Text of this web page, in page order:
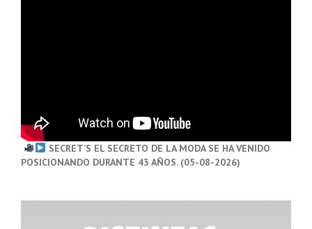
SECRET’S EL SECRETO DE LA MODA SE HA VENIDO
POSICIONANDO DURANTE 43 AÑOS. (05-08-2026)